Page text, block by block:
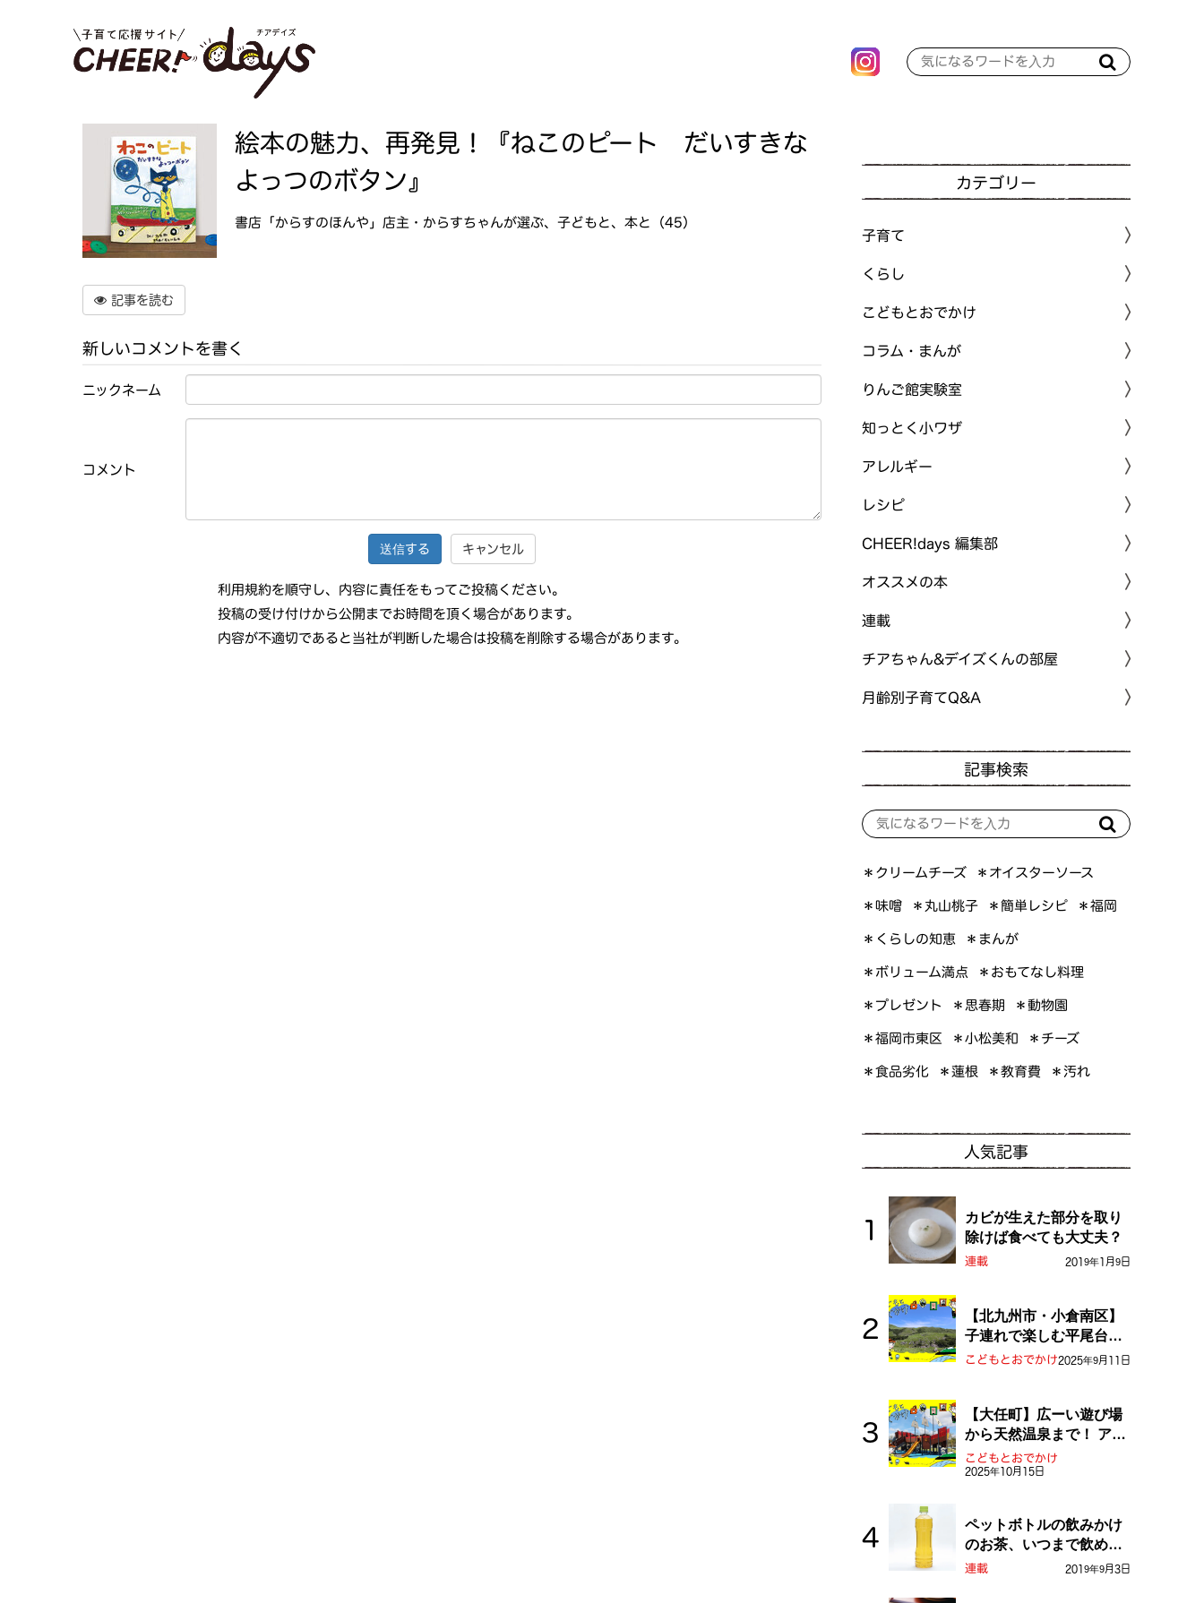
絵本の魅力、再発見！『ねこのピート だいすきな
よっつのボタン』
書店「からすのほんや」店主・からすちゃんが選ぶ、子どもと、本と（45）
記事を読む
新しいコメントを書く
ニックネーム
コメント
キャンセル
利用規約を順守し、内容に責任をもってご投稿ください。
投稿の受け付けから公開までお時間を頂く場合があります。
内容が不適切であると当社が判断した場合は投稿を削除する場合があります。
カテゴリー
子育て
くらし
こどもとおでかけ
コラム・まんが
りんご館実験室
知っとく小ワザ
アレルギー
レシピ
CHEER!days 編集部
オススメの本
連載
チアちゃん&デイズくんの部屋
月齢別子育てQ&A
記事検索
＊クリームチーズ ＊オイスターソース
＊味噌 ＊丸山桃子 ＊簡単レシピ ＊福岡
＊くらしの知恵 ＊まんが
＊ボリューム満点 ＊おもてなし料理
＊プレゼント ＊思春期 ＊動物園
＊福岡市東区 ＊小松美和 ＊チーズ
＊食品劣化 ＊蓮根 ＊教育費 ＊汚れ
人気記事
カビが生えた部分を取り
除けば食べても大丈夫？
連載 2019年1月9日
【北九州市・小倉南区】
子連れで楽しむ平尾台！
ふしぎな草原や千仏鍾乳
こどもとおでかけ2025年9月11日
【大任町】広ーい遊び場
から天然温泉まで！ アミ
ューズメントな道の駅・
おおとう桜街道
こどもとおでかけ
2025年10月15日
ペットボトルの飲みかけ
のお茶、いつまで飲め
る？
連載 2019年9月3日